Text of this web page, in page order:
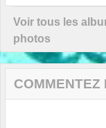
Voir tous les
photos